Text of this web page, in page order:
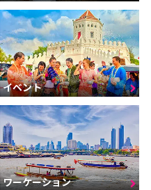
イベント
ワーケーション